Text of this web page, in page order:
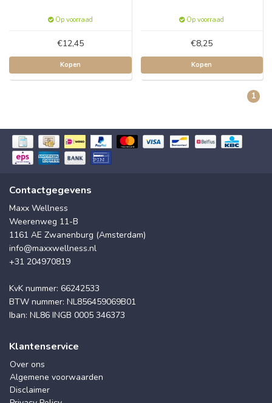
Op voorraad
€12,45
Kopen
Op voorraad
€8,25
Kopen
1
Contactgegevens
Maxx Wellness
Weerenweg 11-B
1161 AE Zwanenburg (Amsterdam)
info@maxxwellness.nl
+31 204970819
KvK nummer: 66242533
BTW nummer: NL856459069B01
Iban: NL86 INGB 0005 346373
Klantenservice
Over ons
Algemene voorwaarden
Disclaimer